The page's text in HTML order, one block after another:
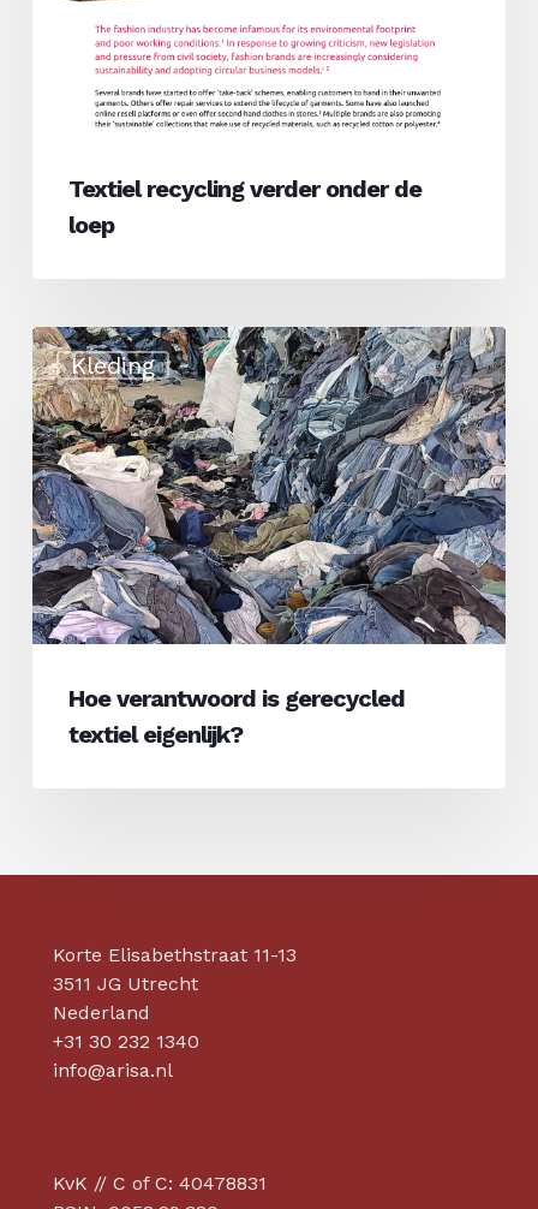
Textiel recycling verder onder de
loep
Kleding
Hoe
verantwoord
is
gerecycled
textiel
eigenlijk?
Hoe verantwoord is gerecycled
textiel eigenlijk?
Korte Elisabethstraat 11-13
3511 JG Utrecht
Nederland
+31 30 232 1340
info@arisa.nl
KvK // C of C: 40478831